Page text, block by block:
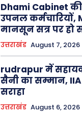
Dhami Cabinet
उपनल कर्मचारियों,
मानसून सत्र पर
उत्तराखंड August 7, 2026
rudrapur में
सैनी का सम्मान,
सराहा
उत्तराखंड August 6, 2026